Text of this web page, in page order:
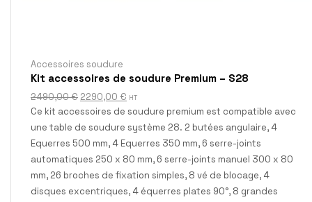
Accessoires soudure
Kit accessoires de soudure Premium – S28
2490,00€ 2290,00 € HT
Ce kit accessoires de soudure premium est compatible avec
une table de soudure système 28. 2 butées angulaire, 4
Equerres 500 mm, 4 Equerres 350 mm, 6 serre-joints
automatiques 250 x 80 mm, 6 serre-joints manuel 300 x 80
mm, 26 broches de fixation simples, 8 vé de blocage, 4
disques excentriques, 4 équerres plates 90°, 8 grandes